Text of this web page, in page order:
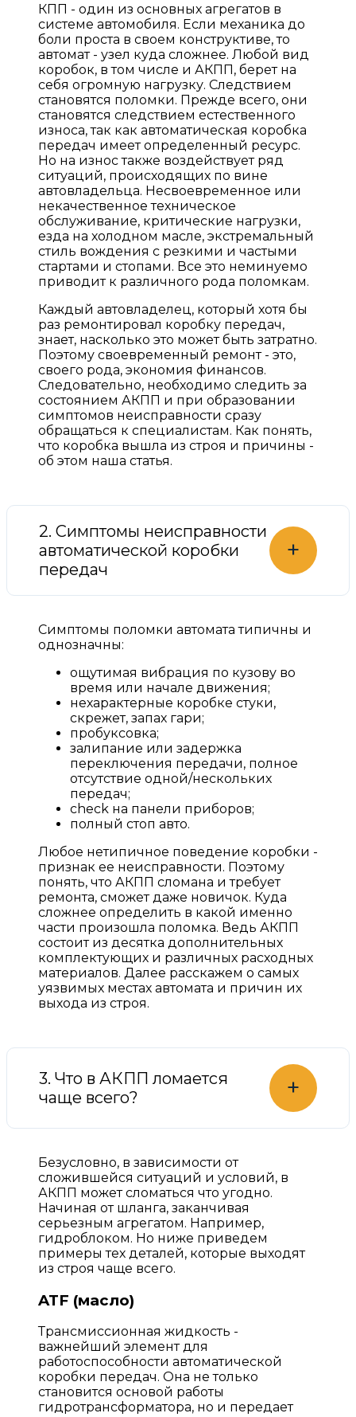
КПП - один из основных агрегатов в
системе автомобиля. Если механика до
боли проста в своем конструктиве, то
автомат - узел куда сложнее. Любой вид
коробок, в том числе и АКПП, берет на
себя огромную нагрузку. Следствием
становятся поломки. Прежде всего, они
становятся следствием естественного
износа, так как автоматическая коробка
передач имеет определенный ресурс.
Но на износ также воздействует ряд
ситуаций, происходящих по вине
автовладельца. Несвоевременное или
некачественное техническое
обслуживание, критические нагрузки,
езда на холодном масле, экстремальный
стиль вождения с резкими и частыми
стартами и стопами. Все это неминуемо
приводит к различного рода поломкам.
Каждый автовладелец, который хотя бы
раз ремонтировал коробку передач,
знает, насколько это может быть затратно.
Поэтому своевременный ремонт - это,
своего рода, экономия финансов.
Следовательно, необходимо следить за
состоянием АКПП и при образовании
симптомов неисправности сразу
обращаться к специалистам. Как понять,
что коробка вышла из строя и причины -
об этом наша статья.
2. Симптомы неисправности
автоматической коробки
передач
+
Симптомы поломки автомата типичны и
однозначны:
ощутимая вибрация по кузову во
время или начале движения;
нехарактерные коробке стуки,
скрежет, запах гари;
пробуксовка;
залипание или задержка
переключения передачи, полное
отсутствие одной/нескольких
передач;
check на панели приборов;
полный стоп авто.
Любое нетипичное поведение коробки -
признак ее неисправности. Поэтому
понять, что АКПП сломана и требует
ремонта, сможет даже новичок. Куда
сложнее определить в какой именно
части произошла поломка. Ведь АКПП
состоит из десятка дополнительных
комплектующих и различных расходных
материалов. Далее расскажем о самых
уязвимых местах автомата и причин их
выхода из строя.
3. Что в АКПП ломается
чаще всего?
+
Безусловно, в зависимости от
сложившейся ситуаций и условий, в
АКПП может сломаться что угодно.
Начиная от шланга, заканчивая
серьезным агрегатом. Например,
гидроблоком. Но ниже приведем
примеры тех деталей, которые выходят
из строя чаще всего.
ATF (масло)
Трансмиссионная жидкость -
важнейший элемент для
работоспособности автоматической
коробки передач. Она не только
становится основой работы
гидротрансформатора, но и передает